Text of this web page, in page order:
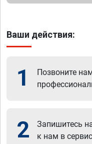
Ваши действия:
1 Позвоните
2
Запишитесь
к нам в